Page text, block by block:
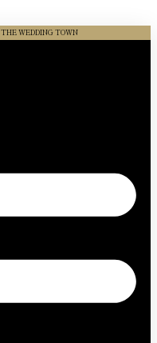
WEDDING TOWN